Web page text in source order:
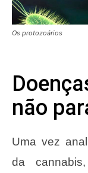
Os protozoários
não
Uma vez
da